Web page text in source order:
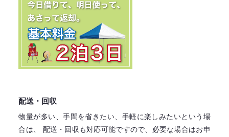
配送・回収
物量が多い、手間を省きたい、手軽に楽しみたいという場
合は、
配送・回収も対応可能ですので、必要な場合はお申